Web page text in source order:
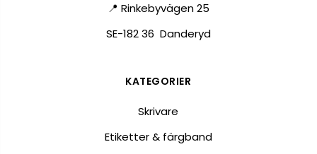
📍 Rinkebyvägen 25
SE-182 36 Danderyd
KATEGORIER
Skrivare
Etiketter & färgband